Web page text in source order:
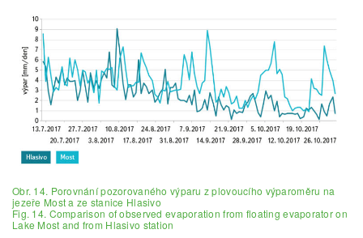
Obr. 14. Porovnání pozorovaného výparu z plovoucího výparoměru na
jezeře Most a ze stanice Hlasivo
Fig. 14. Comparison of observed evaporation from floating evaporator on
Lake Most and from Hlasivo station